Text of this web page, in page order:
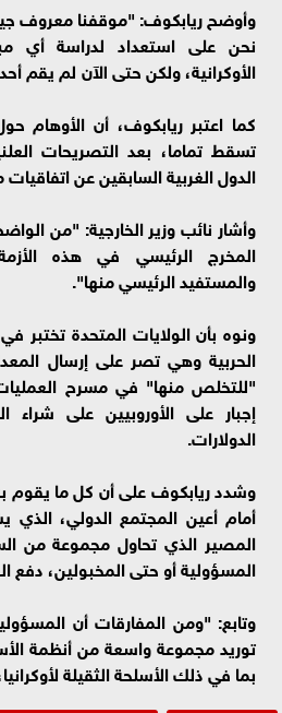
وأوضح ريابكوف: "موقفنا معروف
نحن على استعداد لدراسة أي
الأوكرانية، ولكن حتى الآن لم يقم
كما اعتبر ريابكوف، أن
تسقط تماما، بعد التصريحات
الدول الغربية السابقين عن
وأشار نائب وزير الخارجية: "من
المخرج الرئيسي في هذه الأزمة
والمستفيد الرئيسي منها".
ونوه بأن الولايات المتحدة تختبر
الحربية وهي تصر على إرسال
"للتخلص منها" في مسرح
إجبار على الأوروبيين على شراء
الدولارات.
وشدد ريابكوف على أن كل ما يقوم
أمام أعين المجتمع الدولي، الذي
المصير الذي تحاول مجموعة من
المسؤولية أو حتى المخبولين، دفع
وتابع: "ومن المفارقات أن
توريد مجموعة واسعة من أنظمة
بما في ذلك الأسلحة الثقيلة